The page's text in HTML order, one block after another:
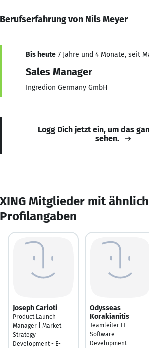
Berufserfahrung von Nils Meyer
Bis heute 7 Jahre und 4 Monate, seit
Sales Manager
Ingredion Germany GmbH
Logg Dich jetzt ein, um das
sehen.
XING Mitglieder mit
Profilangaben
Joseph Carioti
Product Launch
Manager | Market
Strategy
Development - E-
Odysseas
Korakianitis
Teamleiter IT
Software
Development